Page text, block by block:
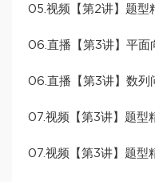
05.视频【第2讲】题型
06.直播【第3讲】平
06.直播【第3讲】数
07.视频【第3讲】题型
07.视频【第3讲】题型